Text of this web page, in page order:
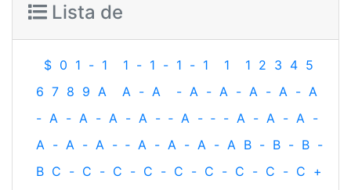
Lista de
$ 0 1 - 1 1 - 1 - 1 - 1 1 1 2 3 4 5
6 7 8 9 A A - A - A - A - A - A - A
- A - A - A - A - ‐ A - ‐ - A - A - A -
A - A - A - ‐ A - A - A - A B - B - B -
B C - C - C - C - C - C - C - C - C +